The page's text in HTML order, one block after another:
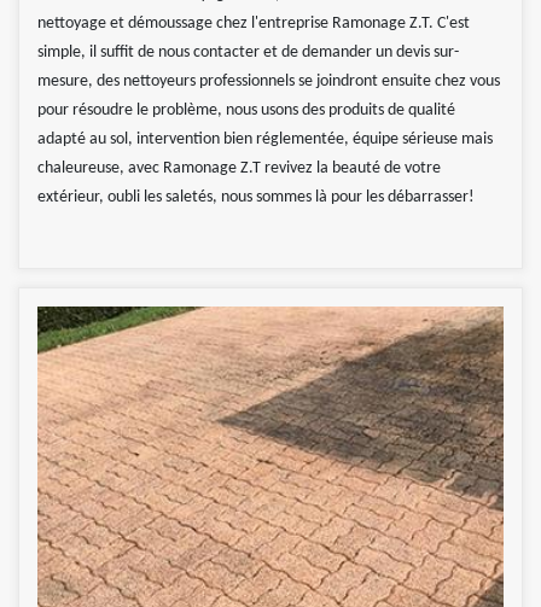
nettoyage et démoussage chez l'entreprise Ramonage Z.T. C'est
simple, il suffit de nous contacter et de demander un devis sur-
mesure, des nettoyeurs professionnels se joindront ensuite chez vous
pour résoudre le problème, nous usons des produits de qualité
adapté au sol, intervention bien réglementée, équipe sérieuse mais
chaleureuse, avec Ramonage Z.T revivez la beauté de votre
extérieur, oubli les saletés, nous sommes là pour les débarrasser!